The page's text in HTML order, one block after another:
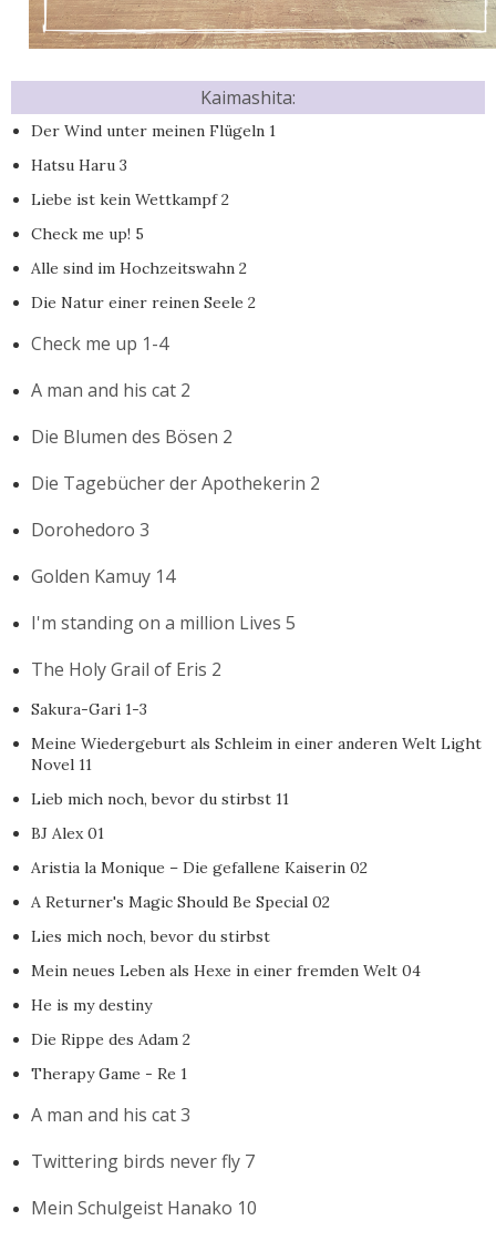
Kaimashita:
Der Wind unter meinen Flügeln 1
Hatsu Haru 3
Liebe ist kein Wettkampf 2
Check me up! 5
Alle sind im Hochzeitswahn 2
Die Natur einer reinen Seele 2
Check me up 1-4
A man and his cat 2
Die Blumen des Bösen 2
Die Tagebücher der Apothekerin 2
Dorohedoro 3
Golden Kamuy 14
I'm standing on a million Lives 5
The Holy Grail of Eris 2
Sakura-Gari 1-3
Meine Wiedergeburt als Schleim in einer anderen Welt Light
Novel 11
Lieb mich noch, bevor du stirbst 11
BJ Alex 01
Aristia la Monique – Die gefallene Kaiserin 02
A Returner's Magic Should Be Special 02
Lies mich noch, bevor du stirbst
Mein neues Leben als Hexe in einer fremden Welt 04
He is my destiny
Die Rippe des Adam 2
Therapy Game - Re 1
A man and his cat 3
Twittering birds never fly 7
Mein Schulgeist Hanako 10